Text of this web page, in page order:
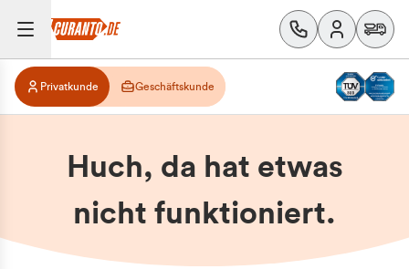
Privatkunde Geschäftskunde
Huch, da hat etwas
nicht funktioniert.